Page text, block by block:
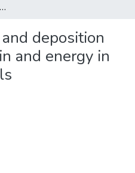
Body composition and deposition efficiency of protein and energy in grazing young bulls
deposition
and energy in